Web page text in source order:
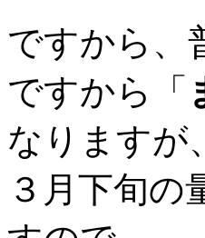
ですから、
ですから「
なりますが、
３月下旬の